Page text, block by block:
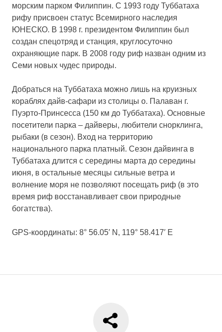
морским парком Филиппин. С 1993 году Туббатаха
рифу присвоен статус Всемирного наследия
ЮНЕСКО. В 1998 г. президентом Филиппин был
создан спецотряд и станция, круглосуточно
охраняющие парк. В 2008 году риф назван одним из
Семи новых чудес природы.
Добраться на Туббатаха можно лишь на круизных
кораблях дайв-сафари из столицы о. Палаван г.
Пуэрто-Принсесса (150 км до Туббатаха). Основные
посетители парка – дайверы, любители снорклинга,
рыбаки (в сезон). Вход на территорию
национального парка платный. Сезон дайвинга в
Туббатаха длится с середины марта до середины
июня, в остальные месяцы сильные ветра и
волнение моря не позволяют посещать риф (в это
время риф восстанавливает свои природные
богатства).
GPS-координаты: 8° 56.05′ N, 119° 58.417′ E